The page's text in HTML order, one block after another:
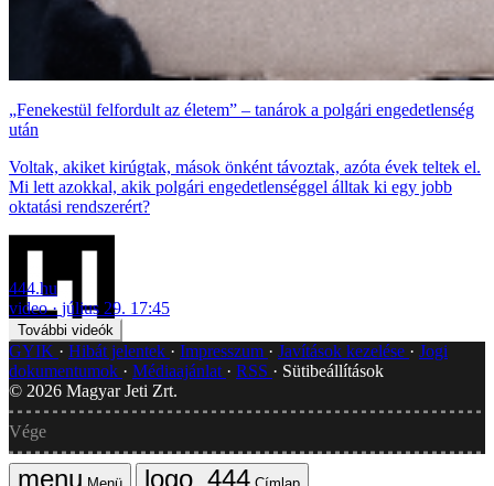
„Fenekestül felfordult az életem” – tanárok a polgári engedetlenség
után
Voltak, akiket kirúgtak, mások önként távoztak, azóta évek teltek el.
Mi lett azokkal, akik polgári engedetlenséggel álltak ki egy jobb
oktatási rendszerért?
444.hu
video
július 29. 17:45
További videók
GYIK Hibát jelentek Impresszum Javítások kezelése
Jogi
dokumentumok
Médiaajánlat RSS
Sütibeállítások
© 2026 Magyar Jeti Zrt.
Vége